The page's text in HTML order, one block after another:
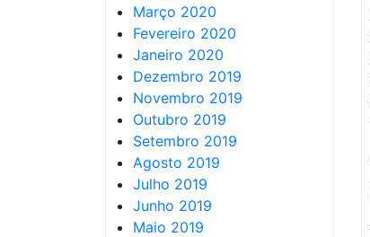
Março 2020
Fevereiro 2020
Janeiro 2020
Dezembro 2019
Novembro 2019
Outubro 2019
Setembro 2019
Agosto 2019
Julho 2019
Junho 2019
Maio 2019